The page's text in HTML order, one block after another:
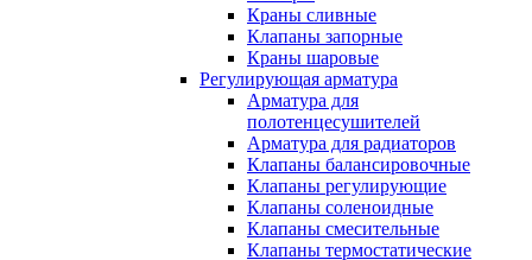
Краны сливные
Клапаны запорные
Краны шаровые
Регулирующая арматура
Арматура для
полотенцесушителей
Арматура для радиаторов
Клапаны балансировочные
Клапаны регулирующие
Клапаны соленоидные
Клапаны смесительные
Клапаны термостатические